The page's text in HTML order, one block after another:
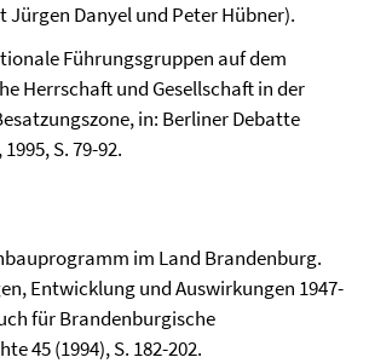
Jürgen Danyel und Peter Hübner).
Führungsgruppen auf dem
Herrschaft und Gesell­schaft in der
in: Berliner Debatte
S. 79-92.
im Land Brandenburg.
Entwicklung und Auswirkungen 1947-
für Brandenburgische
45 (1994), S. 182-202.